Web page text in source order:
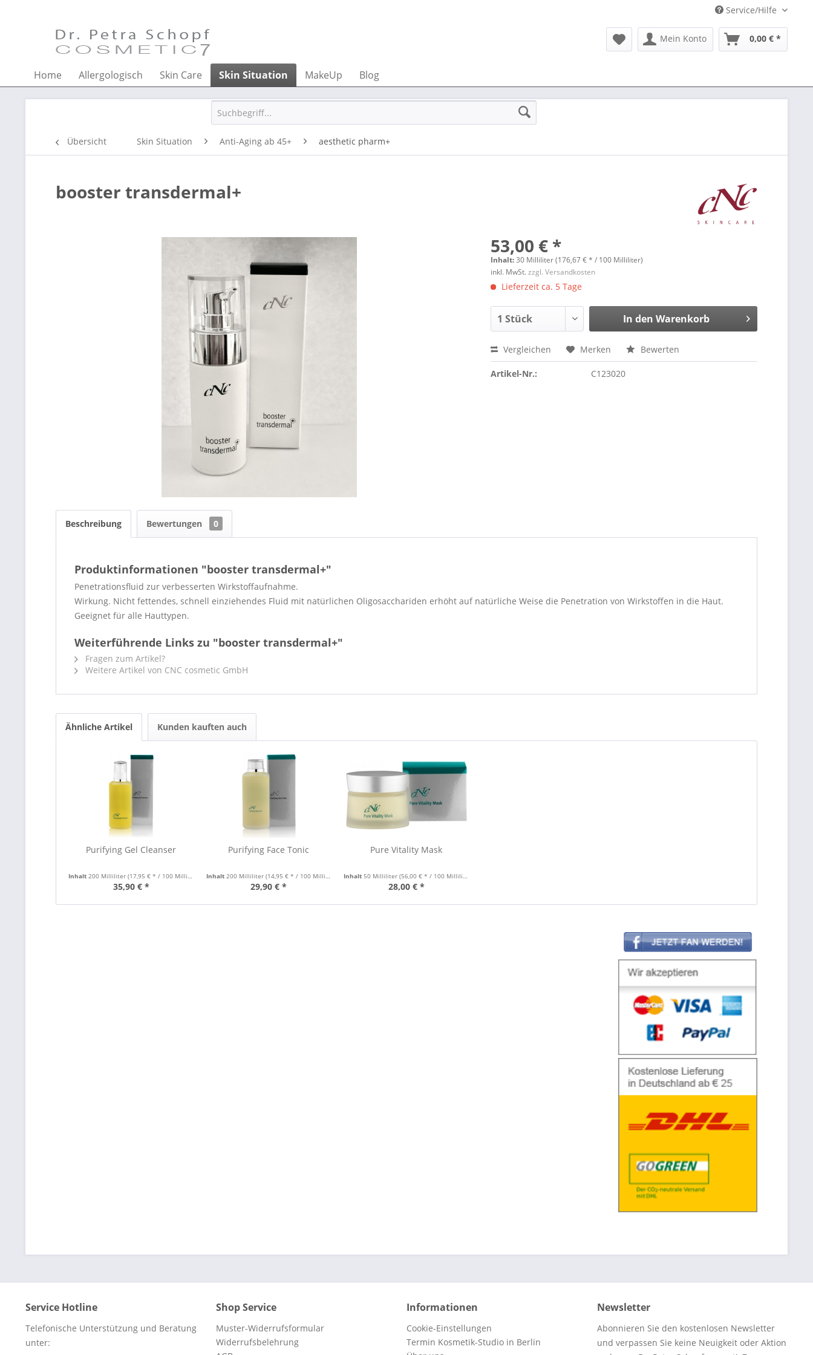
Service/Hilfe
Mein Konto 0,00 € *
Home Allergologisch Skin Care Skin Situation MakeUp Blog
Übersicht Skin Situation Anti-Aging ab 45+ aesthetic pharm+
booster transdermal+
53,00 € *
Inhalt:30 Milliliter (176,67 € * / 100 Milliliter)
inkl. MwSt.zzgl. Versandkosten
Lieferzeit ca. 5 Tage
In den Warenkorb
Vergleichen Merken Bewerten
Artikel-Nr.: C123020
Beschreibung Bewertungen 0
Produktinformationen "booster transdermal+"
Penetrationsfluid zur verbesserten Wirkstoffaufnahme.
Wirkung. Nicht fettendes, schnell einziehendes Fluid mit natürlichen Oligosacchariden erhöht auf natürliche Weise die Penetration von Wirkstoffen in die Haut.
Geeignet für alle Hauttypen.
Weiterführende Links zu "booster transdermal+"
Fragen zum Artikel?
Weitere Artikel von CNC cosmetic GmbH
Ähnliche Artikel Kunden kauften auch
Purifying Gel Cleanser
Inhalt 200 Milliliter (17,95 € * / 100 Milliliter)
35,90 € *
Purifying Face Tonic
Inhalt 200 Milliliter (14,95 € * / 100 Milliliter)
29,90 € *
Pure Vitality Mask
Inhalt50 Milliliter(56,00 € * / 100 Milliliter)
28,00 € *
Service Hotline
Telefonische Unterstützung und Beratung
unter:
Shop Service
Muster-Widerrufsformular
Widerrufsbelehrung
Informationen
Cookie-Einstellungen
Termin Kosmetik-Studio in Berlin
Newsletter
Abonnieren Sie den kostenlosen Newsletter
und verpassen Sie keine Neuigkeit oder Aktion